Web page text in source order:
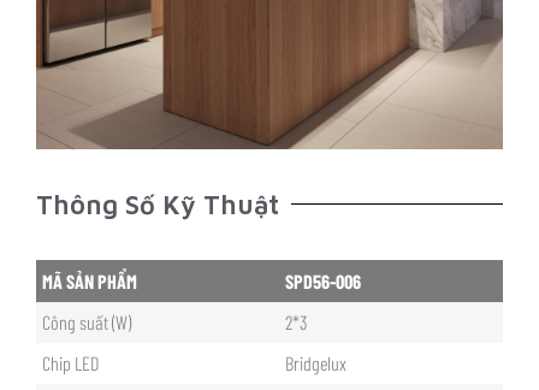
Thông Số Kỹ Thuật
MÃ SẢN PHẨM
SPD56-006
Công suất (W)
2*3
Chip LED
Bridgelux